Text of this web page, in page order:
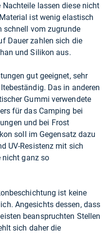
Nachteile lassen diese nicht
ist wenig elastisch
schnell vom zugrunde
Dauer zahlen sich die
und Silikon aus.
gut geeignet, sehr
Das in anderen
Gummi verwendete
für das Camping bei
und bei Frost
soll im Gegensatz dazu
UV-Resistenz mit sich
nicht ganz so
ist keine
Angesichts dessen, dass
beanspruchten Stellen
sich daher die